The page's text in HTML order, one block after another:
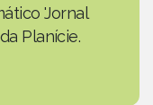
'Jornal
Planície.